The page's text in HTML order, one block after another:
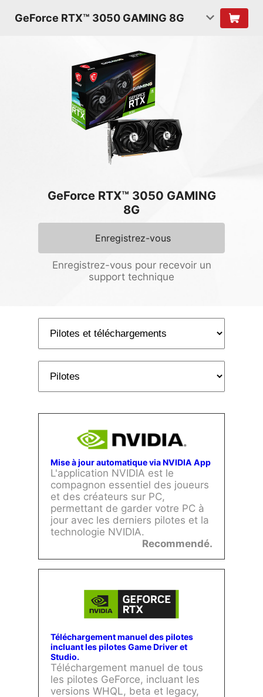
GeForce RTX™ 3050 GAMING 8G
GeForce RTX™ 3050 GAMING
8G
Enregistrez-vous
Enregistrez-vous pour recevoir un
support technique
Mise à jour automatique via NVIDIA App
L'application NVIDIA est le
compagnon essentiel des joueurs
et des créateurs sur PC,
permettant de garder votre PC à
jour avec les derniers pilotes et la
technologie NVIDIA.
Recommendé.
Téléchargement manuel des pilotes
incluant les pilotes Game Driver et
Studio.
Téléchargement manuel de tous
les pilotes GeForce, incluant les
versions WHQL, beta et legacy,